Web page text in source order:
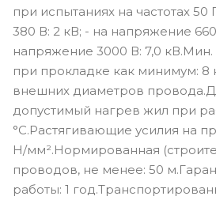
при испытаниях на частотах
380 В: 2 кВ; - на напряжение
напряжение 3000 В: 7,0 кВ.Мин.
при прокладке как минимум: 8
внешних диаметров
допустимый нагрев жил при
°С.Растягивающие усилия на
Н/мм².Нормированная
проводов, не менее: 50
работы: 1